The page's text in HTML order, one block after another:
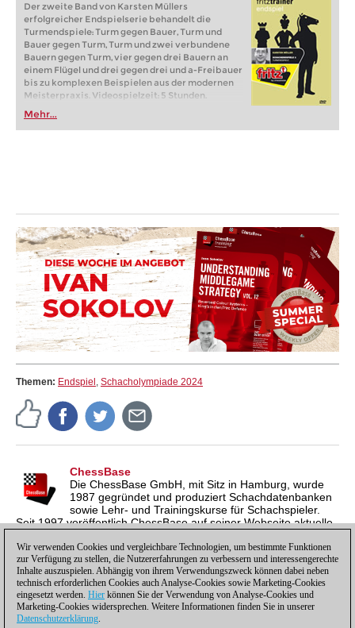
Der zweite Band von Karsten Müllers
erfolgreicher Endspielserie behandelt die
Turmendspiele: Turm gegen Bauer, Turm und
Bauer gegen Turm, Turm und zwei verbundene
Bauern gegen Turm, vier gegen drei Bauern an
einem Flügel und drei gegen drei und a-Freibauer
bis zu komplexen Beispielen aus der modernen
Meisterpraxis. Videospielzeit: 5 Stunden.
Mehr...
Themen: Endspiel , Schacholympiade 2024
ChessBase
Die ChessBase GmbH, mit Sitz in Hamburg, wurde
1987 gegründet und produziert Schachdatenbanken
sowie Lehr- und Trainingskurse für Schachspieler.
Seit 1997 veröffentlich ChessBase auf seiner Webseite aktuelle
inzwischen in vier Sprachen und gilt weltweit als wichtigste
Schachnachrichtenseite.
Wir verwenden Cookies und vergleichbare Technologien, um bestimmte Funktionen
zur Verfügung zu stellen, die Nutzererfahrungen zu verbessern und interessengerechte
Inhalte auszuspielen. Abhängig von ihrem Verwendungszweck können dabei neben
technisch erforderlichen Cookies auch Analyse-Cookies sowie Marketing-Cookies
eingesetzt werden. Hier können Sie der Verwendung von Analyse-Cookies und
Marketing-Cookies widersprechen. Weitere Informationen finden Sie in unserer
Datenschutzerklärung.